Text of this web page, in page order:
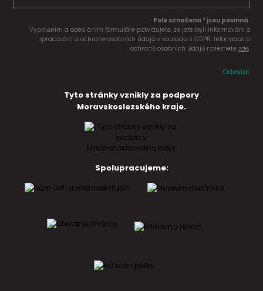
Pole označena * jsou povinná.
Vyplněním a odesláním formuláře potvrzujete, že jste byli informováni o
zpracování a ochraně osobních údajů v souladu s GDPR. Informace o
ochraně osobních údajů naleznete zde.
Odeslat
Tyto stránky vznikly za podpory
Moravskoslezského kraje.
Spolupracujeme: